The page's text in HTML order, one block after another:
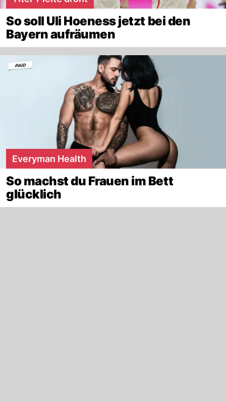
So soll Uli Hoeness jetzt bei den
Bayern aufräumen
Everyman Health
So machst du Frauen im Bett
glücklich